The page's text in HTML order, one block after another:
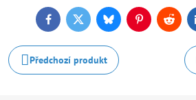
FacebookTwitterBlueskyPinterestReddit
Předchozí produkt